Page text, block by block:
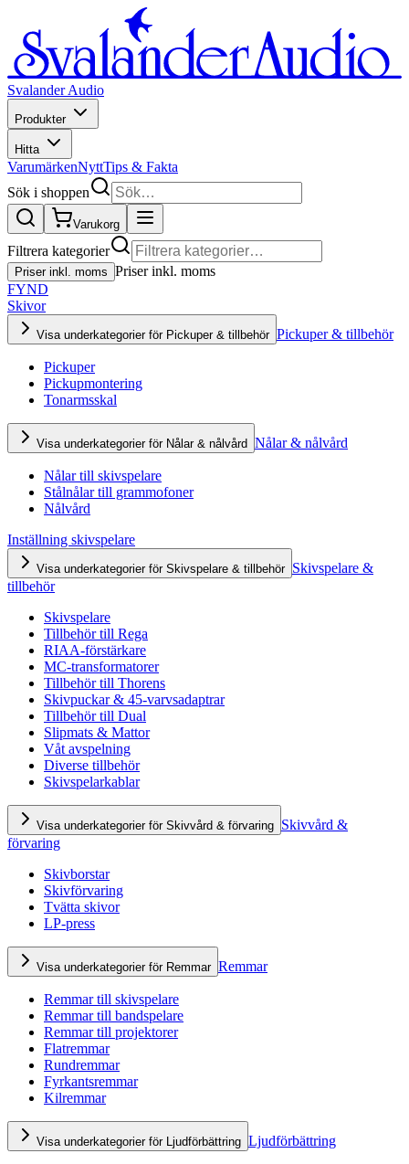
Svalander Audio
Produkter
Hitta
VarumärkenNyttTips & Fakta
Sök i shoppen
Varukorg
Filtrera kategorier
Priser inkl. moms Priser inkl. moms
FYND
Skivor
Visa underkategorier för Pickuper & tillbehör Pickuper & tillbehör
Pickuper
Pickupmontering
Tonarmsskal
Visa underkategorier för Nålar & nålvård Nålar & nålvård
Nålar till skivspelare
Stålnålar till grammofoner
Nålvård
Inställning skivspelare
Visa underkategorier för Skivspelare & tillbehör Skivspelare &
tillbehör
Skivspelare
Tillbehör till Rega
RIAA-förstärkare
MC-transformatorer
Tillbehör till Thorens
Skivpuckar & 45-varvsadaptrar
Tillbehör till Dual
Slipmats & Mattor
Våt avspelning
Diverse tillbehör
Skivspelarkablar
Visa underkategorier för Skivvård & förvaring Skivvård &
förvaring
Skivborstar
Skivförvaring
Tvätta skivor
LP-press
Visa underkategorier för Remmar Remmar
Remmar till skivspelare
Remmar till bandspelare
Remmar till projektorer
Flatremmar
Rundremmar
Fyrkantsremmar
Kilremmar
Visa underkategorier för Ljudförbättring Ljudförbättring